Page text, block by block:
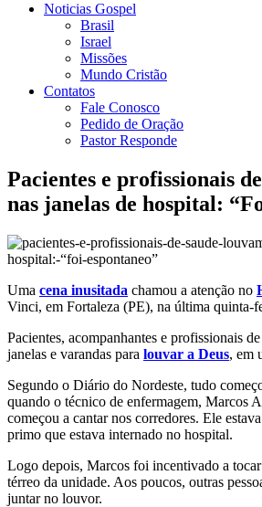
Noticias Gospel
Brasil
Israel
Missões
Mundo Cristão
Contatos
Fale Conosco
Pedido de Oração
Pastor Responde
Pacientes e profissionais
nas janelas de hospital:
Uma cena inusitada chamou a atenção no
Vinci, em Fortaleza (PE), na última quinta-
Pacientes, acompanhantes e profissionais
janelas e varandas para louvar a Deus, em
Segundo o Diário do Nordeste, tudo
quando o técnico de enfermagem, Marcos
começou a cantar nos corredores. Ele
primo que estava internado no hospital.
Logo depois, Marcos foi incentivado a
térreo da unidade. Aos poucos, outras
juntar no louvor.